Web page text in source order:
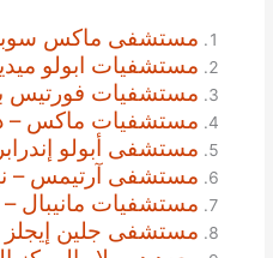
مستشفى ماكس
مستشفيات ابولو
مستشفيات فورتيس
مستشفيات ماكس –
مستشفى أبولو
مستشفى آرتيمس –
مستشفيات مانيبال –
مستشفى جلين إيجلز